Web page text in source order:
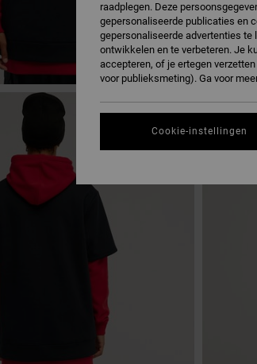
raadplegen. Deze
gepersonaliseerde publicaties en
gepersonaliseerde advertenties te
ontwikkelen en te verbeteren. Je
accepteren, of je ertegen
voor publieksmeting). Ga voor
Cookie-instellingen